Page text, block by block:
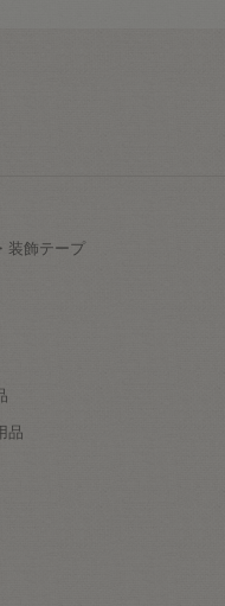
装飾テープ
品